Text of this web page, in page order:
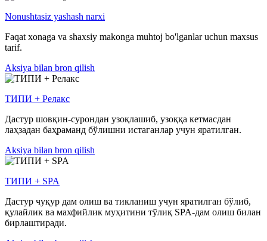
Nonushtasiz yashash narxi
Faqat xonaga va shaxsiy makonga muhtoj bo'lganlar uchun maxsus
tarif.
Aksiya bilan bron qilish
ТИПИ + Релакс
Дастур шовқин-сурондан узоқлашиб, узоққа кетмасдан
лаҳзадан баҳраманд бўлишни истаганлар учун яратилган.
Aksiya bilan bron qilish
ТИПИ + SPA
Дастур чуқур дам олиш ва тикланиш учун яратилган бўлиб,
қулайлик ва махфийлик муҳитини тўлиқ SPA-дам олиш билан
бирлаштиради.